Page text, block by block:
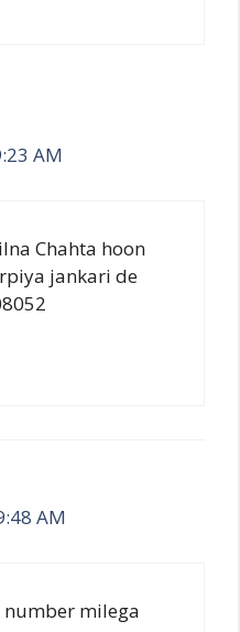
AM
Chahta hoon
jankari de
AM
milega